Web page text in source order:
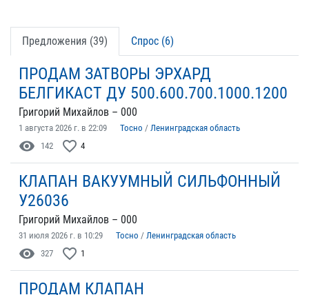
Предложения (39) Спрос (6)
ПРОДАМ ЗАТВОРЫ ЭРХАРД
БЕЛГИКАСТ ДУ 500.600.700.1000.1200
Григорий Михайлов – 000
1 августа 2026 г. в 22:09 Тосно / Ленинградская область
visibility 142 favorite_border 4
КЛАПАН ВАКУУМНЫЙ СИЛЬФОННЫЙ
У26036
Григорий Михайлов – 000
31 июля 2026 г. в 10:29 Тосно / Ленинградская область
visibility 327 favorite_border 1
ПРОДАМ КЛАПАН